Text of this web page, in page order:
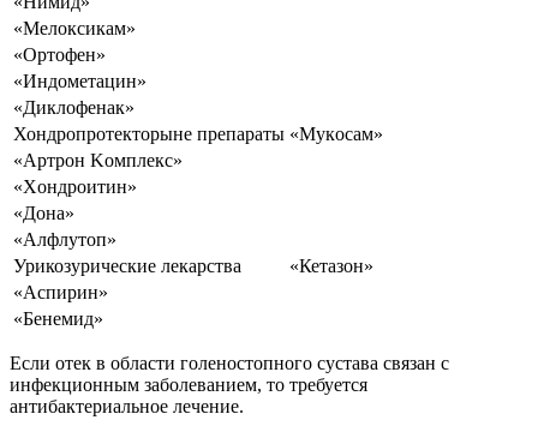
«Meлoкcикaм»
«Opтoфeн»
«Индoмeтaцин»
«Диклoфeнaк»
Хондропротекторыне препараты «Mукocaм»
«Apтpoн Koмплeкc»
«Xoндpoитин»
«Дoнa»
«Aлфлутoп»
Урикозурические лекарства
«Кетазон»
«Аспирин»
«Бенемид»
Если отек в области голеностопного сустава связан с
инфекционным заболеванием, то требуется
антибактериальное лечение.